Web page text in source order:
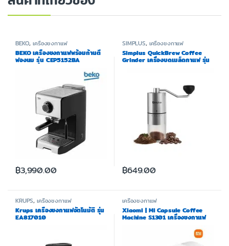
BEKO,เครื่องชงกาแฟ
BEKO เครื่องชงกาแฟพร้อมก้านตี
ฟองนม รุ่น CEP5152BA
฿3,990.00
SIMPLUS, เครื่องชงกาแฟ
Simplus QuickBrew Coffee
Grinder เครื่องบดเมล็ดกาแฟ รุ่น
฿649.00
KRUPS,เครื่องชงกาแฟ
Krups เครื่องชงกาแฟอัตโนมัติ รุ่น
EA817010
เครื่องชงกาแฟ
Xiaomi | Mi Capsule Coffee
Machine S1301 เครื่องชงกาแฟ